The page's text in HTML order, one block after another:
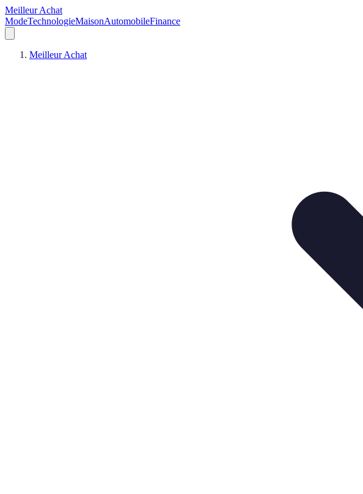
Meilleur Achat
ModeTechnologieMaisonAutomobileFinance
Meilleur Achat